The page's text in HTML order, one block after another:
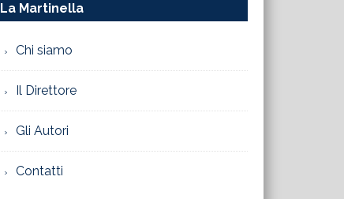
La Martinella
Chi siamo
Il Direttore
Gli Autori
Contatti